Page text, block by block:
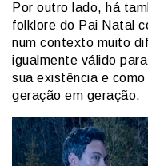
Por outro lado, há
folklore do Pai Natal
num contexto muito
igualmente válido
sua existência e
geração em geração.